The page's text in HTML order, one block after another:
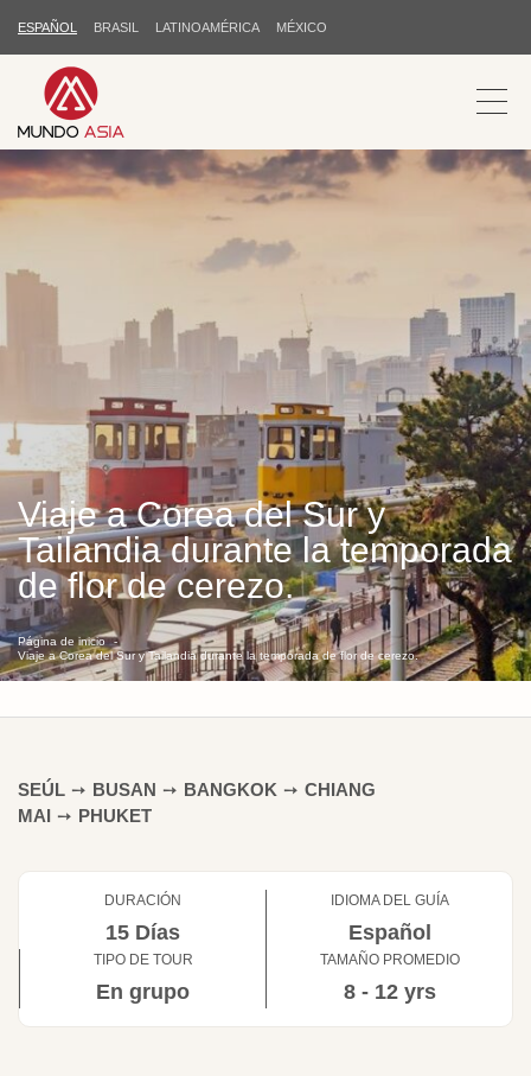
ESPAÑOL BRASIL LATINOAMÉRICA MÉXICO
Viaje a Corea del Sur y
Tailandia durante la temporada
de flor de cerezo.
Página de inicio
Viaje a Corea del Sur y Tailandia durante la temporada de flor de cerezo.
SEÚL ➙ BUSAN ➙ BANGKOK ➙ CHIANG
MAI ➙ PHUKET
DURACIÓN
15 Días
IDIOMA DEL GUÍA
Español
TIPO DE TOUR
En grupo
TAMAÑO PROMEDIO
8 - 12 yrs